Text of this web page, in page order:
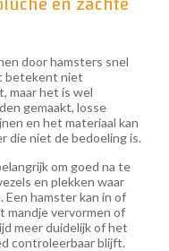
door hamsters snel
betekent niet
maar het is wel
gemaakt, losse
en het materiaal kan
die niet de bedoeling is.
om goed na te
en plekken waar
Een hamster kan in of
mandje vervormen of
meer duidelijk of het
controleerbaar blijft.